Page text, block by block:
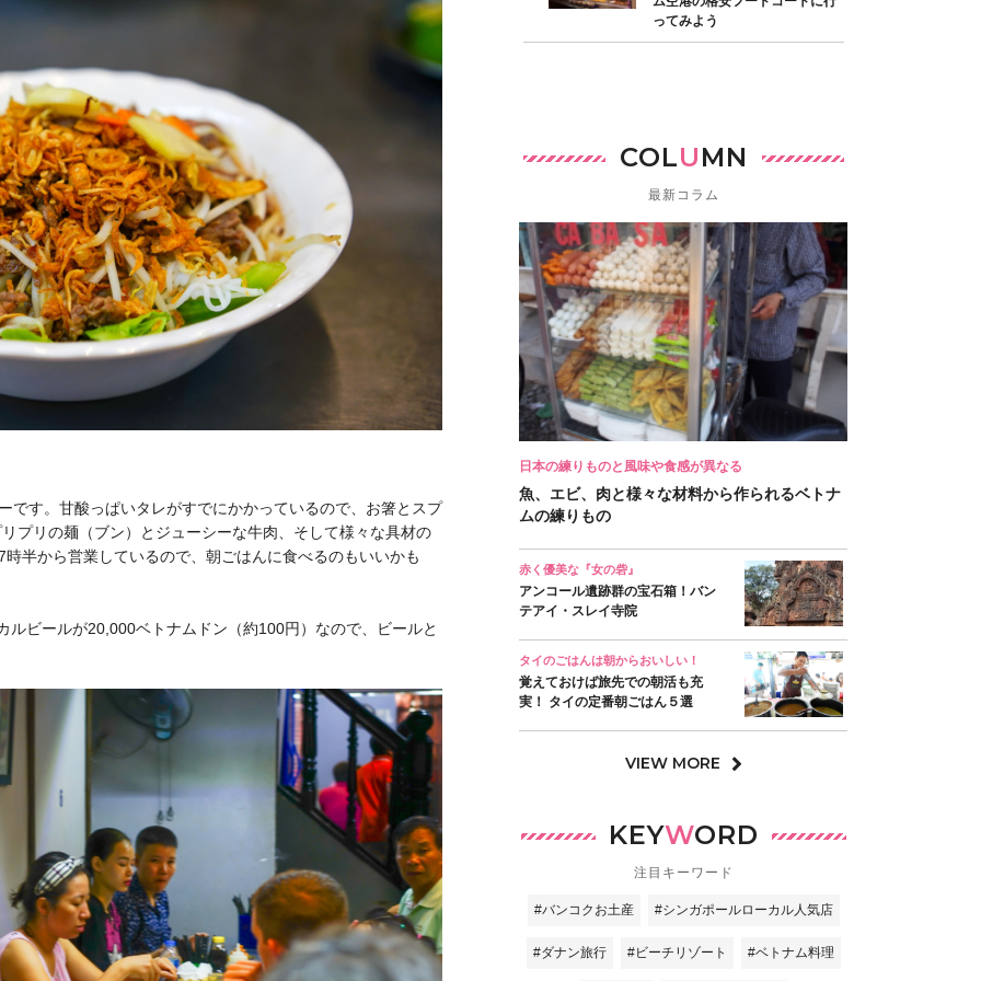
です。甘酸っぱいタレがすでにかかっているので、お箸とスプ
プリの麺（ブン）とジューシーな牛肉、そして様々な具材の
半から営業しているので、朝ごはんに食べるのもいいかも
ビールが20,000ベトナムドン（約100円）なので、ビールと
ってみよう
COLUMN
最新コラム
日本の練りものと風味や食感が異なる
魚、エビ、肉と様々な材料から作られるベトナ
ムの練りもの
赤く優美な『女の砦』
アンコール遺跡群の宝石箱！バン
テアイ・スレイ寺院
タイのごはんは朝からおいしい！
覚えておけば旅先での朝活も充
実！ タイの定番朝ごはん５選
VIEW MORE
KEYWORD
注目キーワード
#バンコクお土産 #シンガポールローカル人気店
#ダナン旅行 #ビーチリゾート #ベトナム料理